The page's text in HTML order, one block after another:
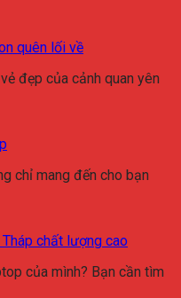
quên lối về
đẹp của cảnh quan yên
chỉ mang đến cho bạn
chất lượng cao
của mình? Bạn cần tìm